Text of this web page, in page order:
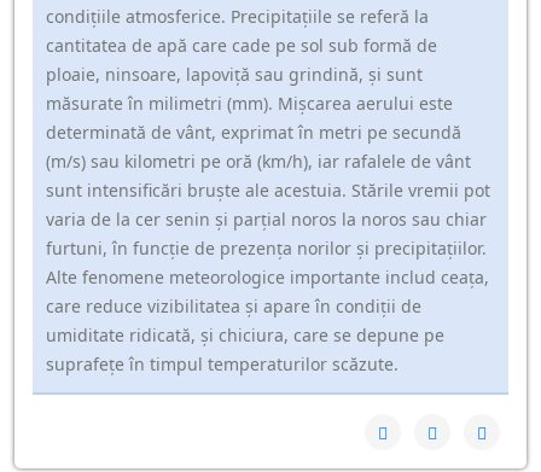
condițiile atmosferice. Precipitațiile se referă la
cantitatea de apă care cade pe sol sub formă de
ploaie, ninsoare, lapoviță sau grindină, și sunt
măsurate în milimetri (mm). Mișcarea aerului este
determinată de vânt, exprimat în metri pe secundă
(m/s) sau kilometri pe oră (km/h), iar rafalele de vânt
sunt intensificări bruște ale acestuia. Stările vremii pot
varia de la cer senin și parțial noros la noros sau chiar
furtuni, în funcție de prezența norilor și precipitațiilor.
Alte fenomene meteorologice importante includ ceața,
care reduce vizibilitatea și apare în condiții de
umiditate ridicată, și chiciura, care se depune pe
suprafețe în timpul temperaturilor scăzute.